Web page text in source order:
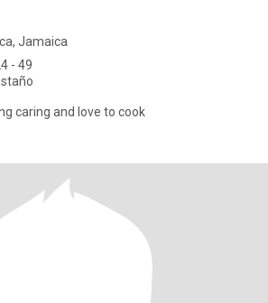
Jamaica
- 49
I am kind hearted loving caring and love to cook